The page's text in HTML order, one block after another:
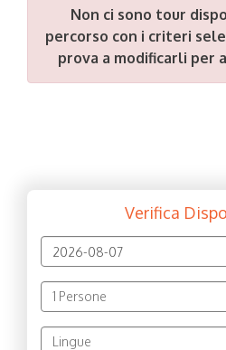
Non ci sono tour
percorso con i criteri
prova a modificarli per
Verifica
1 Persone
Lingue